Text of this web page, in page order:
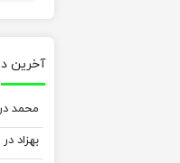
آخرین
محمد
بهزاد در